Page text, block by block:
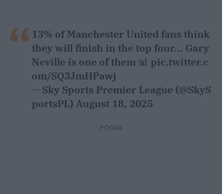
13% of Manchester United fans think
they will finish in the top four... Gary
Neville is one of them 📊 pic.twitter.c
om/SQ3JmHPawj
— Sky Sports Premier League (@SkyS
portsPL) August 18, 2025
FÓGRA